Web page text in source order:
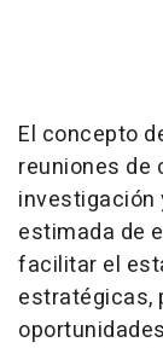
El concepto
reuniones de
investigación
estimada de
facilitar el
estratégicas,